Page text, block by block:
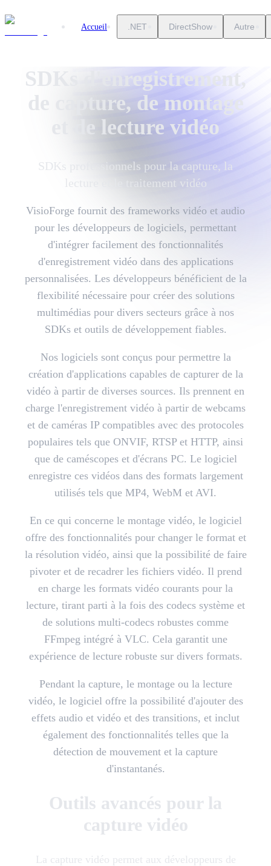
Accueil .NET DirectShow Autre
SDKs d'enregistrement,
de capture, de montage
et de lecture vidéo
SDKs professionnels pour la capture, la
lecture et le traitement vidéo
VisioForge fournit des frameworks vidéo et audio
pour les développeurs de logiciels, permettant
d'intégrer facilement des fonctionnalités
d'enregistrement vidéo dans des applications
personnalisées. Les développeurs bénéficient de la
flexibilité nécessaire pour créer des solutions
multimédias pour divers secteurs grâce à nos
SDKs et outils de développement fiables.
Nos logiciels sont conçus pour permettre la
création d'applications capables de capturer de la
vidéo à partir de diverses sources. Ils prennent en
charge l'enregistrement vidéo à partir de webcams
et de caméras IP compatibles avec des protocoles
populaires tels que ONVIF, RTSP et HTTP, ainsi
que de caméscopes et d'écrans PC. Le logiciel
enregistre ces vidéos dans des formats largement
utilisés tels que MP4, WebM et AVI.
En ce qui concerne le montage vidéo, le logiciel
offre des fonctionnalités pour changer le format et
la résolution vidéo, ainsi que la possibilité de faire
pivoter et de recadrer les fichiers vidéo. Il prend
en charge les formats vidéo courants pour la
lecture, tirant parti à la fois des codecs système et
de solutions multi-codecs robustes comme
FFmpeg intégré à VLC. Cela garantit une
expérience de lecture robuste sur divers formats.
Pendant la capture, le montage ou la lecture
vidéo, le logiciel offre la possibilité d'ajouter des
effets audio et vidéo et des transitions, et inclut
également des fonctionnalités telles que la
détection de mouvement et la capture
d'instantanés.
Outils avancés pour la
capture vidéo
La capture vidéo permet aux développeurs de